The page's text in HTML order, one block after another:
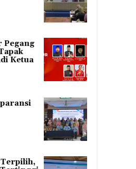
Pegang
Ketua
Terpilih,